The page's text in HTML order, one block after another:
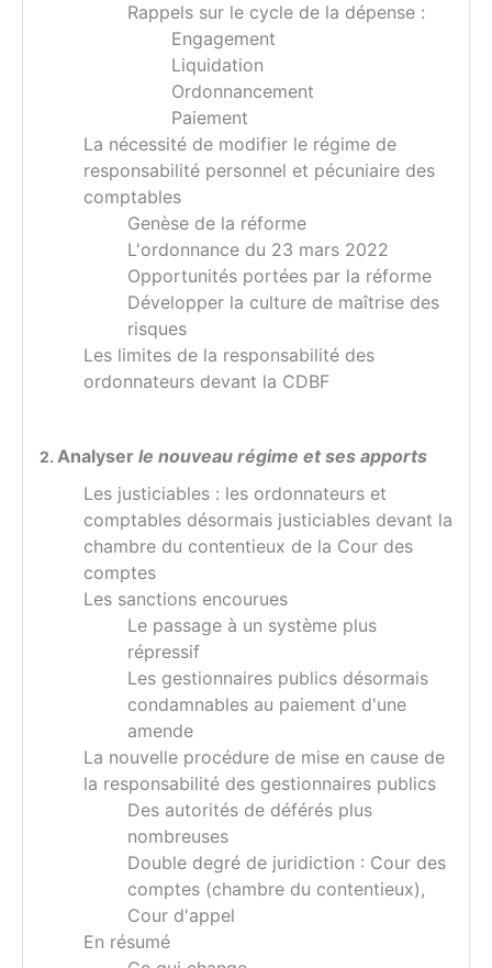
Rappels sur le cycle de la dépense :
Engagement
Liquidation
Ordonnancement
Paiement
La nécessité de modifier le régime de
responsabilité personnel et pécuniaire des
comptables
Genèse de la réforme
L'ordonnance du 23 mars 2022
Opportunités portées par la réforme
Développer la culture de maîtrise des
risques
Les limites de la responsabilité des
ordonnateurs devant la CDBF
2. Analyser le nouveau régime et ses apports
Les justiciables : les ordonnateurs et
comptables désormais justiciables devant la
chambre du contentieux de la Cour des
comptes
Les sanctions encourues
Le passage à un système plus
répressif
Les gestionnaires publics désormais
condamnables au paiement d'une
amende
La nouvelle procédure de mise en cause de
la responsabilité des gestionnaires publics
Des autorités de déférés plus
nombreuses
Double degré de juridiction : Cour des
comptes (chambre du contentieux),
Cour d'appel
En résumé